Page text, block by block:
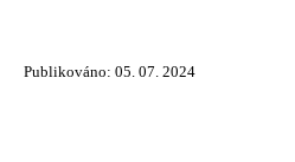
Publikováno: 05. 07. 2024